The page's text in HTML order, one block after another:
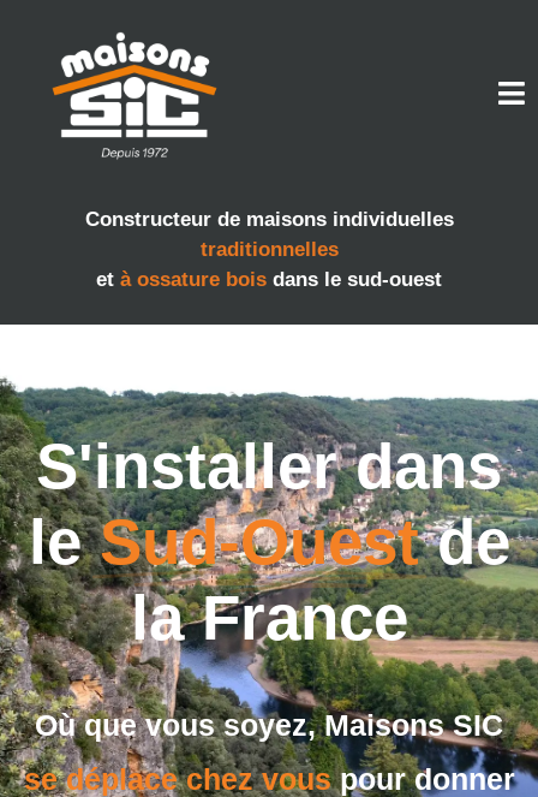
Constructeur de maisons individuelles
traditionnelles
et à ossature bois dans le sud-ouest
S'installer dans
leSud-Ouest de
la France
Où que vous soyez, Maisons SIC
se déplace chez vouspour donner